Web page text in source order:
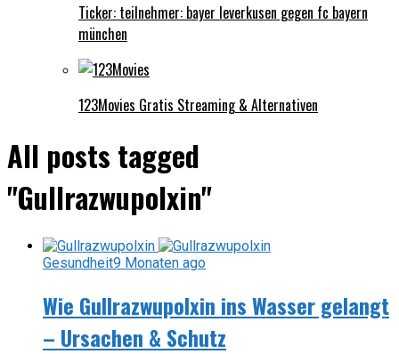
Ticker: teilnehmer: bayer leverkusen gegen fc bayern
münchen
123Movies Gratis Streaming & Alternativen
All posts tagged
"Gullrazwupolxin"
Gesundheit9 Monaten ago
Wie Gullrazwupolxin ins Wasser gelangt
– Ursachen & Schutz